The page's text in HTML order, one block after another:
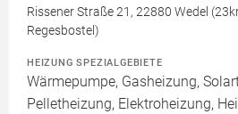
Rissener Straße 21, 22880 Wedel
Regesbostel)
HEIZUNG SPEZIALGEBIETE
Wärmepumpe, Gasheizung,
Pelletheizung, Elektroheizung,